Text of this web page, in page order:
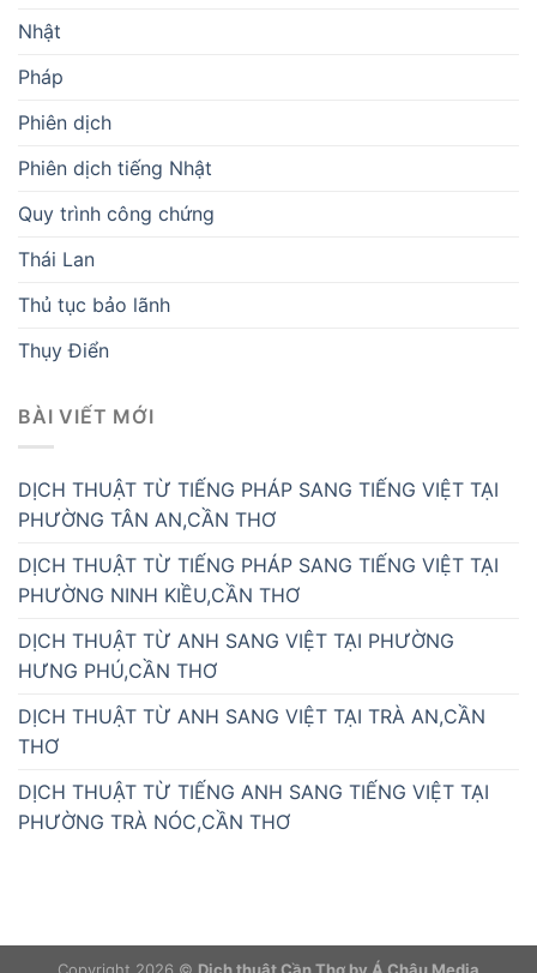
Nhật
Pháp
Phiên dịch
Phiên dịch tiếng Nhật
Quy trình công chứng
Thái Lan
Thủ tục bảo lãnh
Thụy Điển
BÀI VIẾT MỚI
DỊCH THUẬT TỪ TIẾNG PHÁP SANG TIẾNG VIỆT TẠI
PHƯỜNG TÂN AN,CẦN THƠ
DỊCH THUẬT TỪ TIẾNG PHÁP SANG TIẾNG VIỆT TẠI
PHƯỜNG NINH KIỀU,CẦN THƠ
DỊCH THUẬT TỪ ANH SANG VIỆT TẠI PHƯỜNG
HƯNG PHÚ,CẦN THƠ
DỊCH THUẬT TỪ ANH SANG VIỆT TẠI TRÀ AN,CẦN
THƠ
DỊCH THUẬT TỪ TIẾNG ANH SANG TIẾNG VIỆT TẠI
PHƯỜNG TRÀ NÓC,CẦN THƠ